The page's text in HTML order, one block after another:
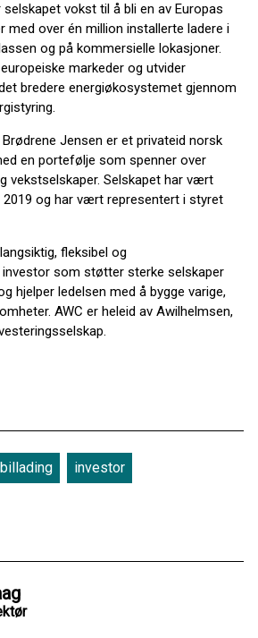
selskapet vokst til å bli en av Europas
over én million installerte ladere i
og på kommersielle lokasjoner.
markeder og utvider
bredere energiøkosystemet gjennom
Brødrene Jensen er et privateid norsk
en portefølje som spenner over
vekstselskaper. Selskapet har vært
2019 og har vært representert i styret
fleksibel og
som støtter sterke selskaper
hjelper ledelsen med å bygge varige,
AWC er heleid av Awilhelmsen,
investor